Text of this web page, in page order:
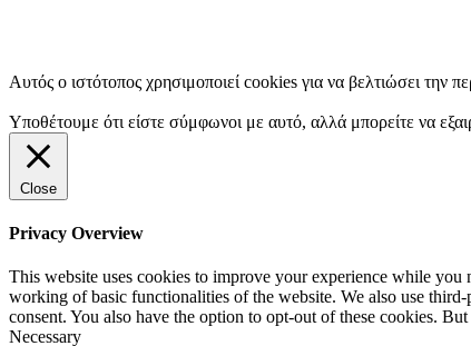
Αυτός ο ιστότοπος χρησιμοποιεί cookies για να βελτιώσει την
Υποθέτουμε ότι είστε σύμφωνοι με αυτό, αλλά μπορείτε να
Close
Privacy Overview
This website uses cookies to improve your experience while you
working of basic functionalities of the website. We also use
consent. You also have the option to opt-out of these cookies.
Necessary